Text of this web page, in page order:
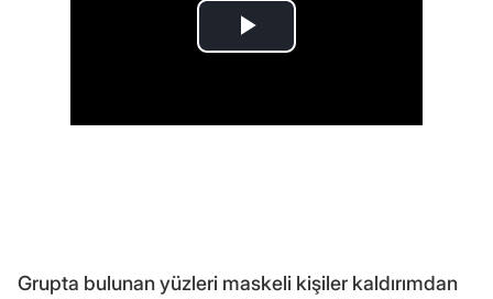
Grupta bulunan yüzleri maskeli kişiler kaldırımdan